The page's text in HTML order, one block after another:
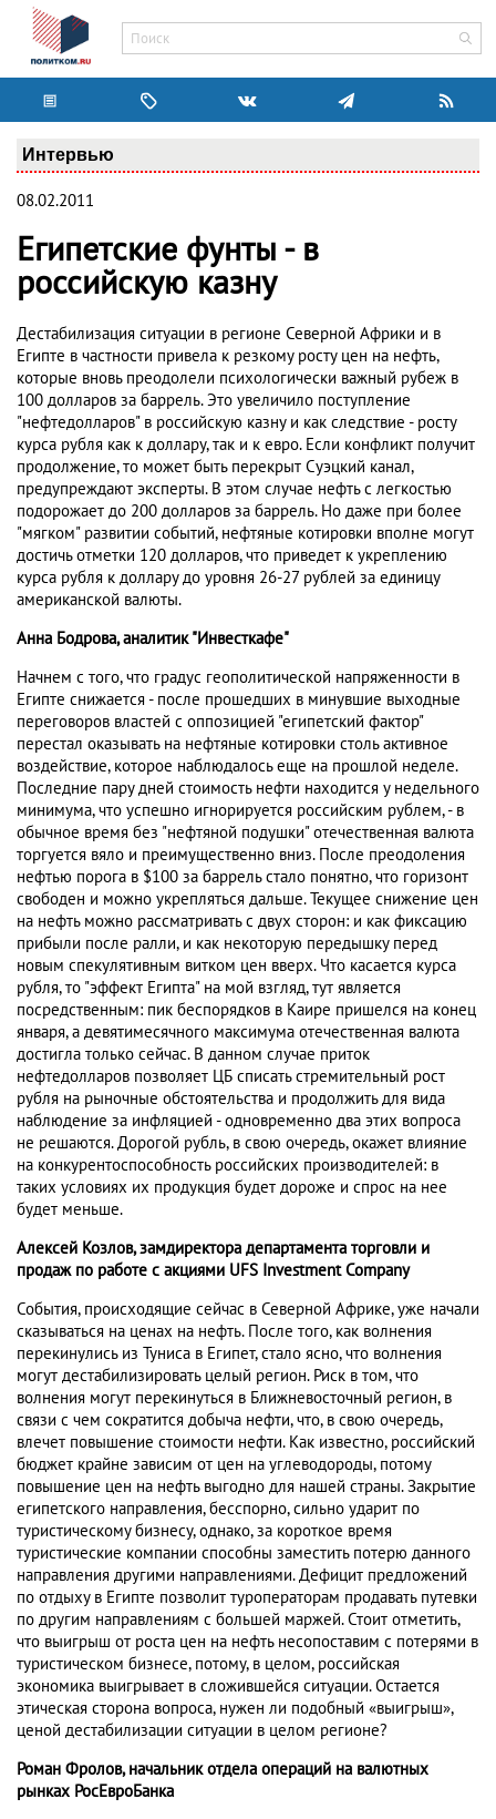
Интервью
08.02.2011
Египетские фунты - в
российскую казну
Дестабилизация ситуации в регионе Северной Африки и в
Египте в частности привела к резкому росту цен на нефть,
которые вновь преодолели психологически важный рубеж в
100 долларов за баррель. Это увеличило поступление
"нефтедолларов" в российскую казну и как следствие - росту
курса рубля как к доллару, так и к евро. Если конфликт получит
продолжение, то может быть перекрыт Суэцкий канал,
предупреждают эксперты. В этом случае нефть с легкостью
подорожает до 200 долларов за баррель. Но даже при более
"мягком" развитии событий, нефтяные котировки вполне могут
достичь отметки 120 долларов, что приведет к укреплению
курса рубля к доллару до уровня 26-27 рублей за единицу
американской валюты.
Анна Бодрова, аналитик "Инвесткафе"
Начнем с того, что градус геополитической напряженности в
Египте снижается - после прошедших в минувшие выходные
переговоров властей с оппозицией "египетский фактор"
перестал оказывать на нефтяные котировки столь активное
воздействие, которое наблюдалось еще на прошлой неделе.
Последние пару дней стоимость нефти находится у недельного
минимума, что успешно игнорируется российским рублем, - в
обычное время без "нефтяной подушки" отечественная валюта
торгуется вяло и преимущественно вниз. После преодоления
нефтью порога в $100 за баррель стало понятно, что горизонт
свободен и можно укрепляться дальше. Текущее снижение цен
на нефть можно рассматривать с двух сторон: и как фиксацию
прибыли после ралли, и как некоторую передышку перед
новым спекулятивным витком цен вверх. Что касается курса
рубля, то "эффект Египта" на мой взгляд, тут является
посредственным: пик беспорядков в Каире пришелся на конец
января, а девятимесячного максимума отечественная валюта
достигла только сейчас. В данном случае приток
нефтедолларов позволяет ЦБ списать стремительный рост
рубля на рыночные обстоятельства и продолжить для вида
наблюдение за инфляцией - одновременно два этих вопроса
не решаются. Дорогой рубль, в свою очередь, окажет влияние
на конкурентоспособность российских производителей: в
таких условиях их продукция будет дороже и спрос на нее
будет меньше.
Алексей Козлов, замдиректора департамента торговли и
продаж по работе с акциями UFS Investment Company
События, происходящие сейчас в Северной Африке, уже начали
сказываться на ценах на нефть. После того, как волнения
перекинулись из Туниса в Египет, стало ясно, что волнения
могут дестабилизировать целый регион. Риск в том, что
волнения могут перекинуться в Ближневосточный регион, в
связи с чем сократится добыча нефти, что, в свою очередь,
влечет повышение стоимости нефти. Как известно, российский
бюджет крайне зависим от цен на углеводороды, потому
повышение цен на нефть выгодно для нашей страны. Закрытие
египетского направления, бесспорно, сильно ударит по
туристическому бизнесу, однако, за короткое время
туристические компании способны заместить потерю данного
направления другими направлениями. Дефицит предложений
по отдыху в Египте позволит туроператорам продавать путевки
по другим направлениям с большей маржей. Стоит отметить,
что выигрыш от роста цен на нефть несопоставим с потерями в
туристическом бизнесе, потому, в целом, российская
экономика выигрывает в сложившейся ситуации. Остается
этическая сторона вопроса, нужен ли подобный «выигрыш»,
ценой дестабилизации ситуации в целом регионе?
Роман Фролов, начальник отдела операций на валютных
рынках РосЕвроБанка